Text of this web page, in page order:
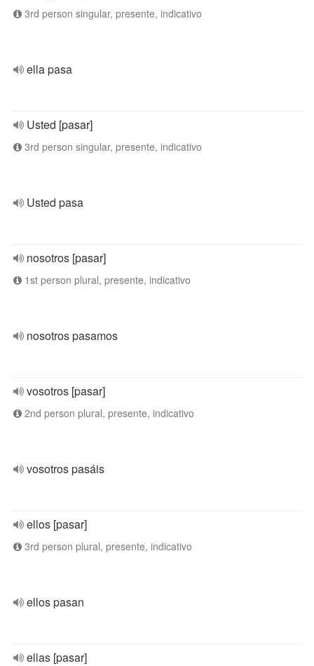
3rd person singular, presente, indicativo
ella pasa
Usted [pasar]
3rd person singular, presente, indicativo
Usted pasa
nosotros [pasar]
1st person plural, presente, indicativo
nosotros pasamos
vosotros [pasar]
2nd person plural, presente, indicativo
vosotros pasáis
ellos [pasar]
3rd person plural, presente, indicativo
ellos pasan
ellas [pasar]